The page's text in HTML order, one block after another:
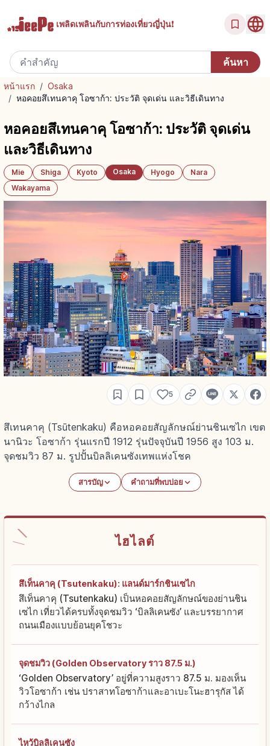
เพลิดเพลินกับการท่องเที่ยวญี่ปุ่น!
หน้าแรก / Osaka
/ หอคอยสึเทนคาคุ โอซาก้า: ประวัติ จุดเด่น และวิธีเดินทาง
หอคอยสึเทนคาคุ โอซาก้า: ประวัติ จุดเด่น
และวิธีเดินทาง
Mie Shiga Kyoto Osaka Hyogo
Nara
Wakayama
5
สึเทนคาคุ (Tsūtenkaku) คือหอคอยสัญลักษณ์ย่านชินเซไก เขต
นานิวะ โอซาก้า รุ่นแรกปี 1912 รุ่นปัจจุบันปี 1956 สูง 103 ม.
จุดชมวิว 87 ม. รูปปั้นบิลลิเคนซังเทพแห่งโชค
สารบัญ คำถามที่พบบ่อย
ไฮไลต์
สึเท็นคาคุ (Tsutenkaku): แลนด์มาร์กชินเซไก
สึเท็นคาคุ (Tsutenkaku) เป็นหอคอยสัญลักษณ์ของย่านชิน
เซไก เที่ยวได้ครบทั้งจุดชมวิว ‘บิลลิเคนซัง’ และบรรยากาศ
ถนนเมืองแบบย้อนยุคโชวะ
จุดชมวิว (Golden Observatory ราว 87.5 ม.)
‘Golden Observatory’ อยู่ที่ความสูงราว 87.5 ม. มองเห็น
วิวโอซาก้า เช่น ปราสาทโอซาก้าและอาเบะโนะฮารุกัส ได้
กว้างไกล
ไหว้บิลลิเคนซัง